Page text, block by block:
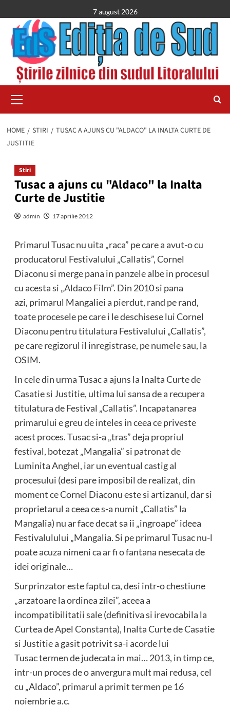
to
content
7 august 2026
Menu
HOME STIRI
TUSAC A AJUNS CU "ALDACO" LA INALTA CURTE DE
JUSTITIE
Stiri
Tusac a ajuns cu "Aldaco" la Inalta
Curte de Justitie
admin 17 aprilie 2012
Primarul Tusac nu uita „raca” pe care a avut-o cu
producatorul Festivalului „Callatis”, Cornel
Diaconu si merge pana in panzele albe in procesul
cu acesta si „Aldaco Film”. Din 2010 si pana
azi, primarul Mangaliei a pierdut, rand pe rand,
toate procesele pe care i le deschisese lui Cornel
Diaconu pentru titulatura Festivalului „Callatis”,
pe care regizorul il inregistrase, pe numele sau, la
OSIM.
In cele din urma Tusac a ajuns la Inalta Curte de
Casatie si Justitie, ultima lui sansa de a recupera
titulatura de Festival „Callatis”. Incapatanarea
primarului e greu de inteles in ceea ce priveste
acest proces. Tusac si-a „tras” deja propriul
festival, botezat „Mangalia” si patronat de
Luminita Anghel, iar un eventual castig al
procesului (desi pare imposibil de realizat, din
moment ce Cornel Diaconu este si artizanul, dar si
proprietarul a ceea ce s-a numit „Callatis” la
Mangalia) nu ar face decat sa ii „ingroape” ideea
Festivalulului „Mangalia. Si pe primarul Tusac nu-l
poate acuza nimeni ca ar fi o fantana nesecata de
idei originale…
Surprinzator este faptul ca, desi intr-o chestiune
„arzatoare la ordinea zilei”, aceea a
incompatibilitatii sale (definitiva si irevocabila la
Curtea de Apel Constanta), Inalta Curte de Casatie
si Justitie a gasit potrivit sa-i acorde lui
Tusac termen de judecata in mai… 2013, in timp ce,
intr-un proces de o anvergura mult mai redusa, cel
cu „Aldaco”, primarul a primit termen pe 16
noiembrie a.c.